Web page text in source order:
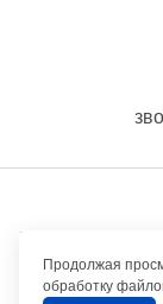
Правовая
Продолжая
обработку